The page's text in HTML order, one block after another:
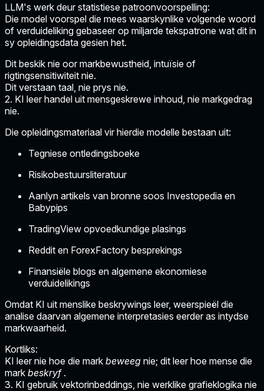
LLM's werk deur statistiese patroonvoorspelling:
Die model voorspel die mees waarskynlike volgende woord
of verduideliking gebaseer op miljarde tekspatrone wat dit in
sy opleidingsdata gesien het.
Dit beskik nie oor markbewustheid, intuïsie of
rigtingsensitiwiteit nie.
Dit verstaan taal, nie prys nie.
2. KI leer handel uit mensgeskrewe inhoud, nie markgedrag
nie.
Die opleidingsmateriaal vir hierdie modelle bestaan uit:
Tegniese ontledingsboeke
Risikobestuursliteratuur
Aanlyn artikels van bronne soos Investopedia en
Babypips
TradingView opvoedkundige plasings
Reddit en ForexFactory besprekings
Finansiële blogs en algemene ekonomiese
verduidelikings
Omdat KI uit menslike beskrywings leer, weerspieël die
analise daarvan algemene interpretasies eerder as intydse
markwaarheid.
Kortliks:
KI leer nie hoe die mark beweeg nie; dit leer hoe mense die
mark beskryf.
3. KI gebruik vektorinbeddings, nie werklike grafieklogika nie